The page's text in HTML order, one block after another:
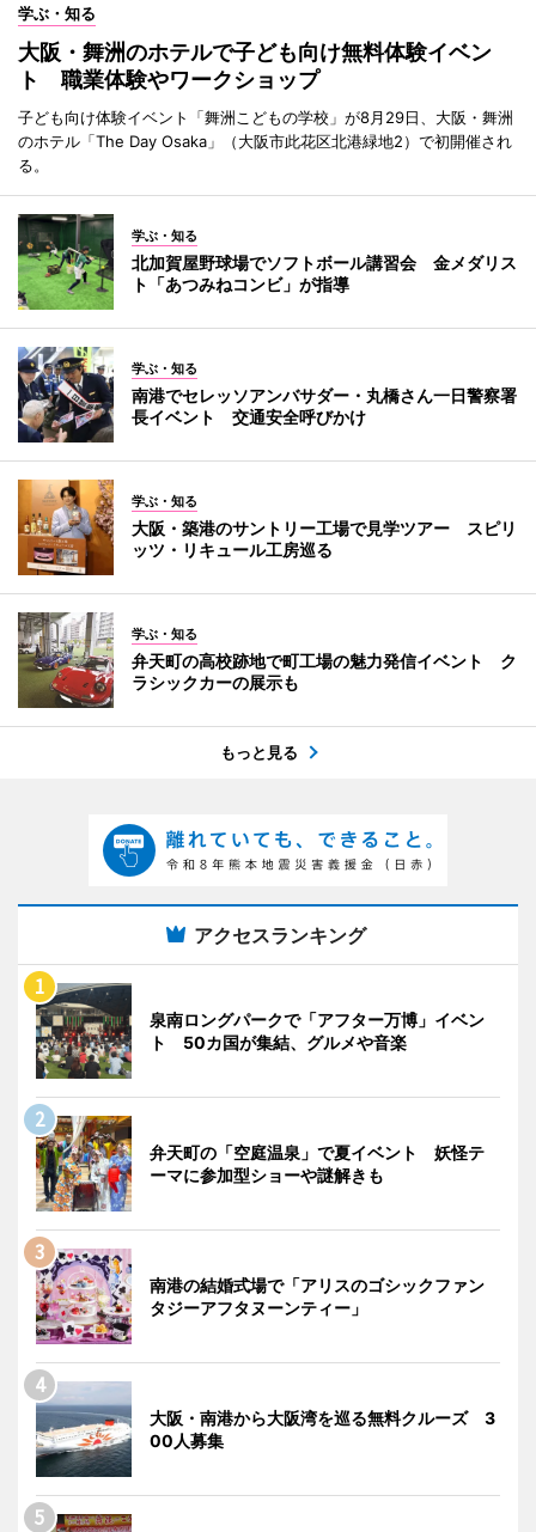
学ぶ・知る
大阪・舞洲のホテルで子ども向け無料体験イベン
ト 職業体験やワークショップ
子ども向け体験イベント「舞洲こどもの学校」が8月29日、大阪・舞洲
のホテル「The Day Osaka」（大阪市此花区北港緑地2）で初開催され
る。
学ぶ・知る
北加賀屋野球場でソフトボール講習会 金メダリス
ト「あつみねコンビ」が指導
学ぶ・知る
南港でセレッソアンバサダー・丸橋さん一日警察署
長イベント 交通安全呼びかけ
学ぶ・知る
大阪・築港のサントリー工場で見学ツアー スピリ
ッツ・リキュール工房巡る
学ぶ・知る
弁天町の高校跡地で町工場の魅力発信イベント ク
ラシックカーの展示も
もっと見る
アクセスランキング
泉南ロングパークで「アフター万博」イベン
ト 50カ国が集結、グルメや音楽
弁天町の「空庭温泉」で夏イベント 妖怪テ
ーマに参加型ショーや謎解きも
南港の結婚式場で「アリスのゴシックファン
タジーアフタヌーンティー」
大阪・南港から大阪湾を巡る無料クルーズ 3
00人募集